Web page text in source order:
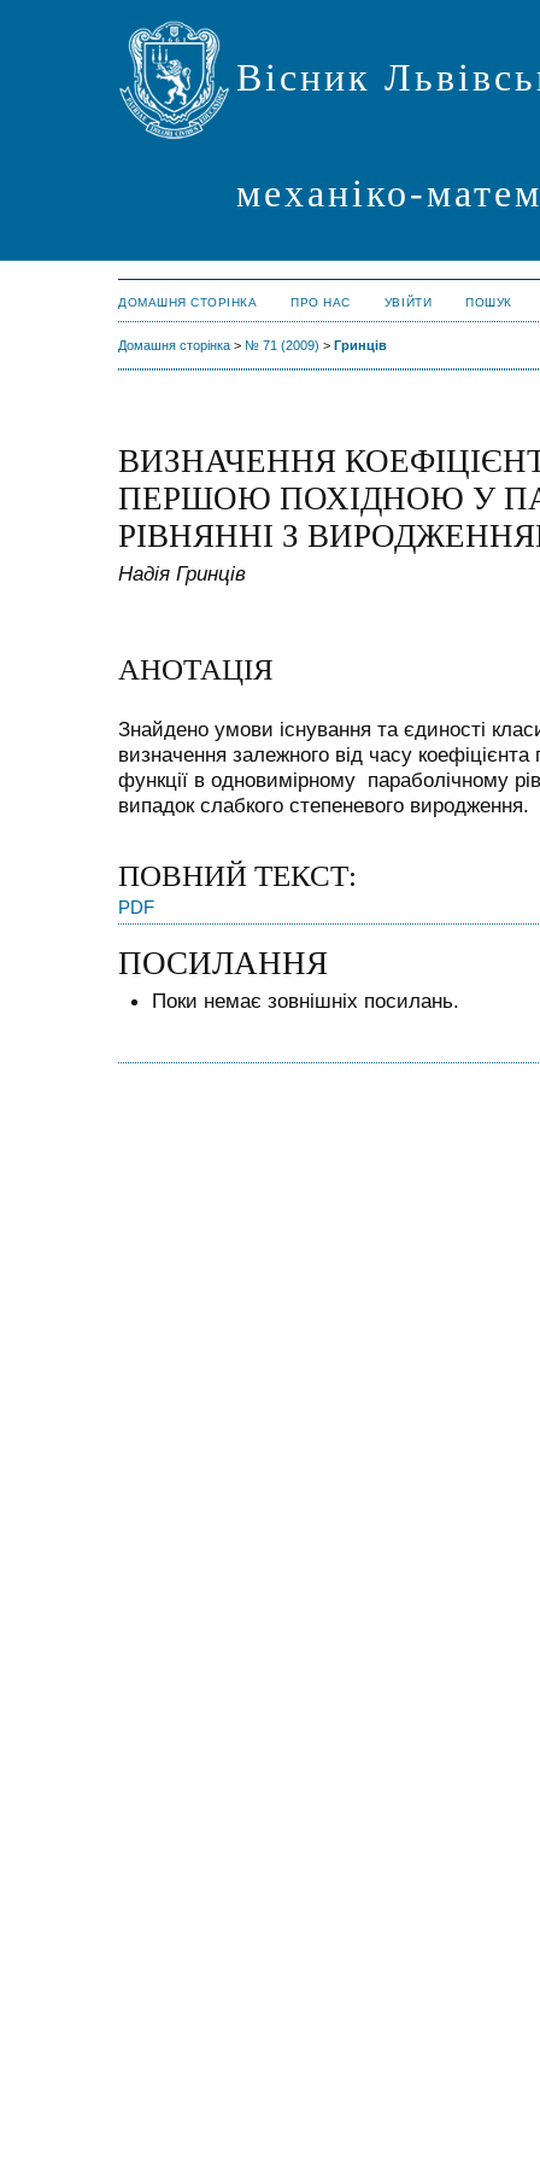
Вісник
механіко-
ДОМАШНЯ СТОРІНКА ПРО НАС УВІЙТИ ПОШУК
Домашня сторінка > № 71 (2009) > Гринців
ВИЗНАЧЕННЯ
ПЕРШОЮ ПОХІДНОЮ У
РІВНЯННІ З
Надія Гринців
АНОТАЦІЯ
Знайдено умови існування та єдиності
визначення залежного від часу коефіцієнта
функції в одновимірному параболічному
випадок слабкого степеневого виродження.
ПОВНИЙ ТЕКСТ:
PDF
ПОСИЛАННЯ
Поки немає зовнішніх посилань.